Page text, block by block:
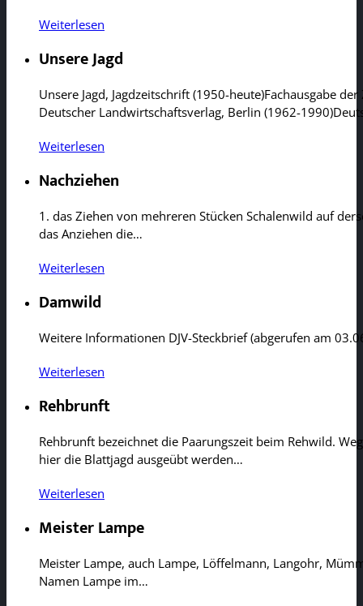
Weiterlesen
Unsere Jagd
Unsere Jagd, Jagdzeitschrift (1950-heute)Fachausgabe
Deutscher Landwirtschaftsverlag, Berlin (1962-
Weiterlesen
Nachziehen
1. das Ziehen von mehreren Stücken Schalenwild auf
das Anziehen die…
Weiterlesen
Damwild
Weitere Informationen DJV-Steckbrief (abgerufen am
Weiterlesen
Rehbrunft
Rehbrunft bezeichnet die Paarungszeit beim Rehwild.
hier die Blattjagd ausgeübt werden…
Weiterlesen
Meister Lampe
Meister Lampe, auch Lampe, Löffelmann, Langohr,
Namen Lampe im…